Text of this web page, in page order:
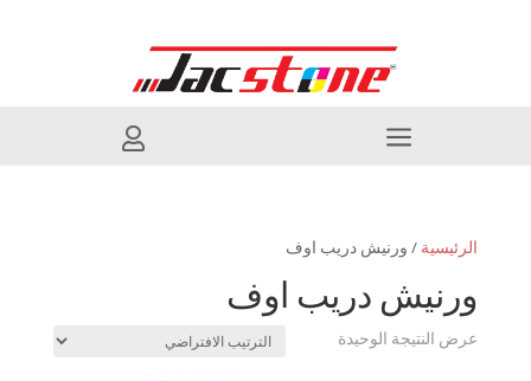
a

الرئيسية / ورنيش دريب اوف
ورنيش دريب اوف
عرض النتيجة الوحيدة